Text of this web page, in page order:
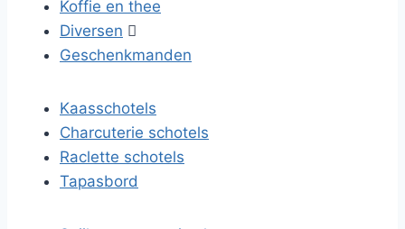
Koffie en thee
Diversen 
Geschenkmanden
Kaasschotels
Charcuterie schotels
Raclette schotels
Tapasbord